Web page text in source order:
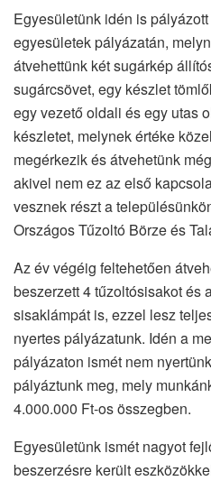
Egyesületünk idén is
egyesületek pályázatán,
átvehettünk két sugárkép
sugárcsövet, egy készlet
egy vezető oldali és egy utas
készletet, melynek értéke
megérkezik és átvehetünk
akivel nem ez az első
vesznek részt a
Országos Tűzoltó Börze és
Az év végéig feltehetően
beszerzett 4 tűzoltósisakot és
sisaklámpát is, ezzel lesz
nyertes pályázatunk. Idén a
pályázaton ismét nem
pályáztunk meg, mely
4.000.000 Ft-os összegben.
Egyesületünk ismét nagyot
beszerzésre került